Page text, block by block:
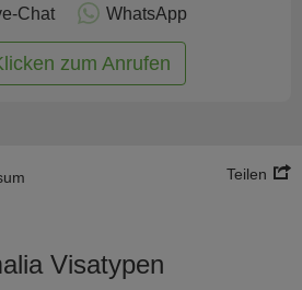
Chat WhatsApp
zum Anrufen
Teilen
Visatypen